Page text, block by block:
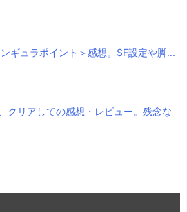
ギュラポイント＞感想。SF設定や脚...
クリアしての感想・レビュー。残念な